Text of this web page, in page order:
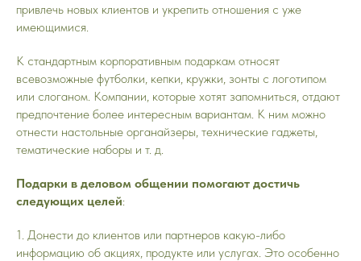
привлечь новых клиентов и укрепить отношения с уже
имеющимися.
К стандартным корпоративным подаркам относят
всевозможные футболки, кепки, кружки, зонты с логотипом
или слоганом. Компании, которые хотят запомниться, отдают
предпочтение более интересным вариантам. К ним можно
отнести настольные органайзеры, технические гаджеты,
тематические наборы и т. д.
Подарки в деловом общении помогают достичь
следующих целей:
1. Донести до клиентов или партнеров какую-либо
информацию об акциях, продукте или услугах. Это особенно